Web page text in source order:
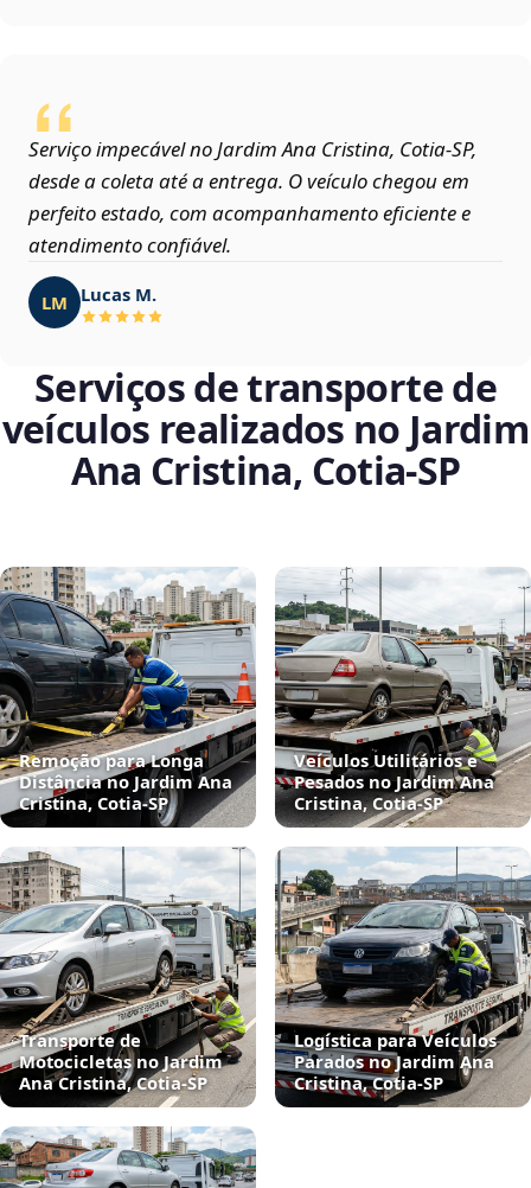
Serviço impecável no Jardim Ana Cristina, Cotia‑SP,
desde a coleta até a entrega. O veículo chegou em
perfeito estado, com acompanhamento eficiente e
atendimento confiável.
LM Lucas M.
Serviços de transporte de
veículos realizados no Jardim
Ana Cristina, Cotia‑SP
Remoção para Longa
Distância no Jardim Ana
Cristina, Cotia‑SP
Veículos Utilitários e
Pesados no Jardim Ana
Cristina, Cotia‑SP
Transporte de
Motocicletas no Jardim
Ana Cristina, Cotia‑SP
Logística para Veículos
Parados no Jardim Ana
Cristina, Cotia‑SP